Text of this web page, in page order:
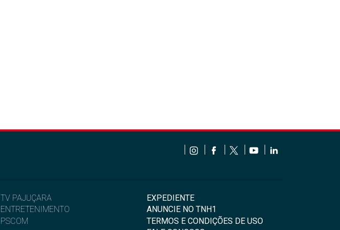
TV PAJUÇARA
ENTRETENIMENTO
PSCOM
EXPEDIENTE
ANUNCIE NO TNH1
TERMOS E CONDIÇÕES DE USO